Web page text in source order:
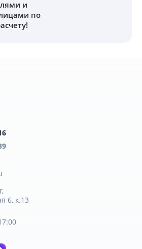
и
по
6, к.13